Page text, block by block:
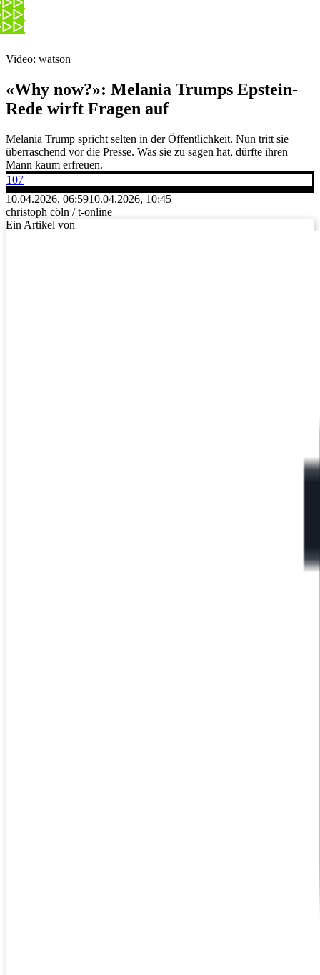
Video: watson
«Why now?»: Melania Trumps Epstein-
Rede wirft Fragen auf
Melania Trump spricht selten in der Öffentlichkeit. Nun tritt sie
überraschend vor die Presse. Was sie zu sagen hat, dürfte ihren
Mann kaum erfreuen.
107
10.04.2026, 06:5910.04.2026, 10:45
christoph cöln / t-online
Ein Artikel von